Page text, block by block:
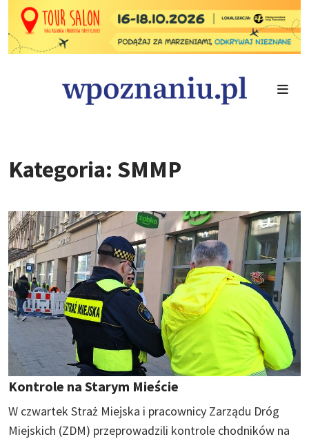
Kategoria: SMMP
Kontrole na Starym Mieście
W czwartek Straż Miejska i pracownicy Zarządu Dróg
Miejskich (ZDM) przeprowadzili kontrole chodników na